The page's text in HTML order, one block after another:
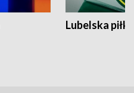
Lubelska piłka